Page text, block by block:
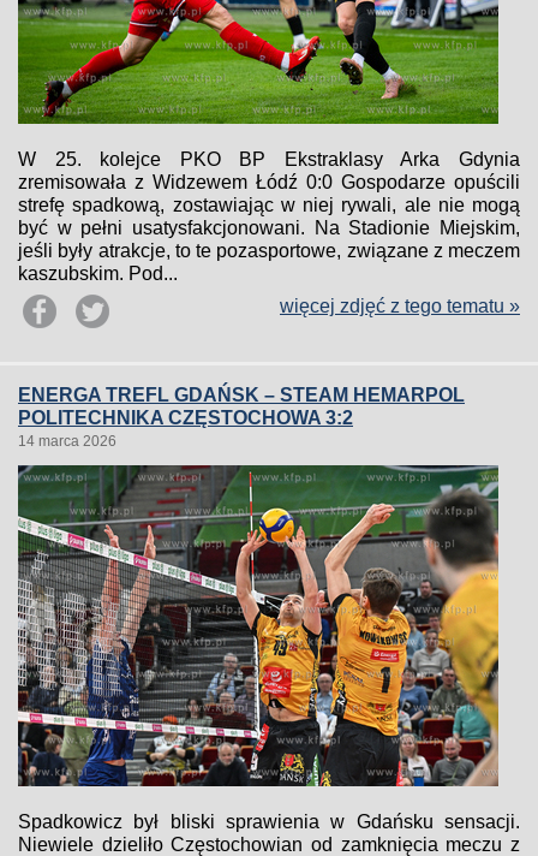
W 25. kolejce PKO BP Ekstraklasy Arka Gdynia
zremisowała z Widzewem Łódź 0:0 Gospodarze opuścili
strefę spadkową, zostawiając w niej rywali, ale nie mogą
być w pełni usatysfakcjonowani. Na Stadionie Miejskim,
jeśli były atrakcje, to te pozasportowe, związane z meczem
kaszubskim. Pod...
więcej zdjęć z tego tematu »
ENERGA TREFL GDAŃSK – STEAM HEMARPOL
POLITECHNIKA CZĘSTOCHOWA 3:2
14 marca 2026
Spadkowicz był bliski sprawienia w Gdańsku sensacji.
Niewiele dzieliło Częstochowian od zamknięcia meczu z